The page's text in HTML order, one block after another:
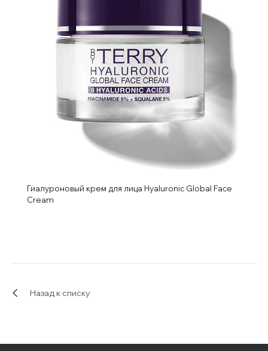
Гиалуроновый крем для лица Hyaluronic Global Face
Cream
Назад к списку